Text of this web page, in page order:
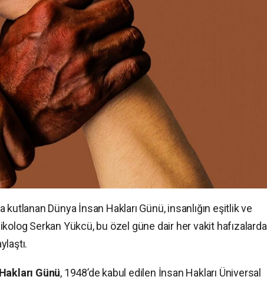
kutlanan Dünya İnsan Hakları Günü, insanlığın eşitlik ve
Serkan Yükcü, bu özel güne dair her vakit hafızalarda
Günü, 1948’de kabul edilen İnsan Hakları Üniversal